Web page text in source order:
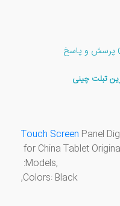
پرسش و پاسخ
تبلت چینی
Touch Screen Panel
for China Tablet
,Models:
Colors: Black,